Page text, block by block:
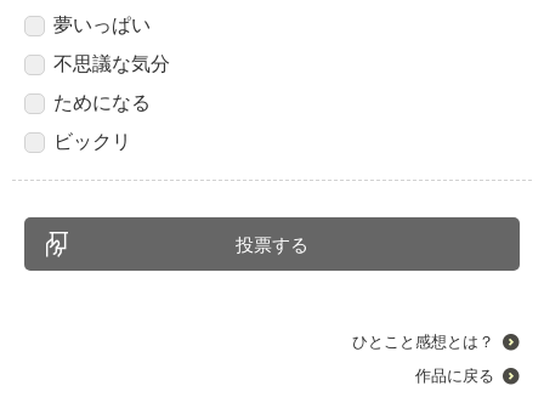
夢いっぱい
不思議な気分
ためになる
ビックリ
ひとこと感想とは？
作品に戻る